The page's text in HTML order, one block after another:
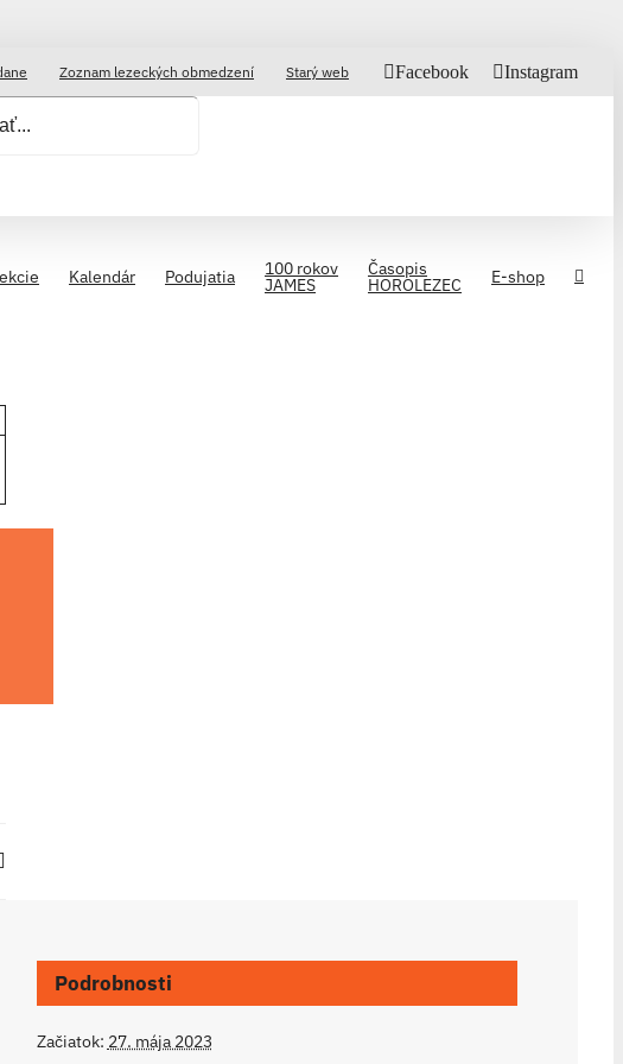
Zoznam lezeckých obmedzení Starý web Facebook Instagram
Kalendár Podujatia 100 rokov
JAMES
Časopis
HOROLEZEC E-shop
Podrobnosti
Začiatok: 27. mája 2023